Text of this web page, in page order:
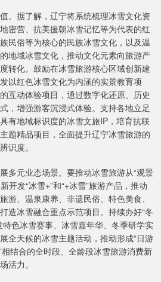
。据了解，辽宁将系统梳理冰雪文化资
密营、抗美援朝冰雪记忆等为代表的红
民俗等为核心的民族冰雪文化，以及温
地域冰雪文化，推动文化元素向旅游产
转化。鼓励在冰雪旅游核心区域创新建
以红色冰雪文化为内涵的实景教育项
互动体验项目，通过数字化还原、历史
，增强游客沉浸式体验。支持各地立足
有地域标识度的冰雪文旅IP，培育抗联
题精品项目，全面提升辽宁冰雪旅游的
识度。
多元业态场景。要推动冰雪旅游从“观景
开发“冰雪+”和“+冰雪”旅游产品，推动
游、温泉康养、非遗民俗、特色美食、
造冰雪融合重点示范项目。持续办好“冬
色冰雪赛事、冰雪嘉年华、冬季研学实
全天候的冰雪主题活动，推动形成“日游
相结合的全时段、全龄段冰雪旅游消费新
活力。